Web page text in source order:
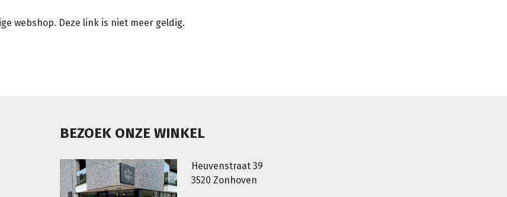
webshop. Deze link is niet meer geldig.
BEZOEK ONZE WINKEL
Heuvenstraat 39
3520 Zonhoven